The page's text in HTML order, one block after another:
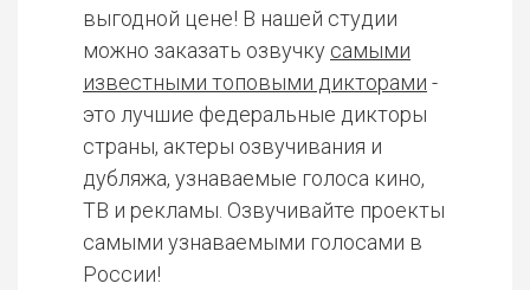
выгодной цене! В нашей студии
можно заказать озвучку самыми
известными топовыми дикторами -
это лучшие федеральные дикторы
страны, актеры озвучивания и
дубляжа, узнаваемые голоса кино,
ТВ и рекламы. Озвучивайте проекты
самыми узнаваемыми голосами в
России!